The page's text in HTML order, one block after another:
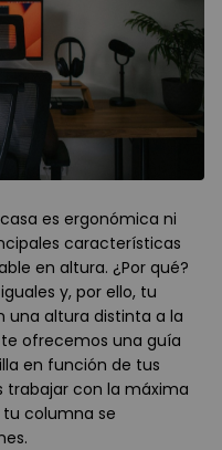
es ergonómica ni
características
en altura. ¿Por qué?
y, por ello, tu
una altura distinta a la
ofrecemos una guía
en función de tus
trabajar con la máxima
columna se